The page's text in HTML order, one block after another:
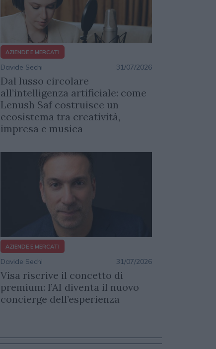
AZIENDE E MERCATI
Davide Sechi 31/07/2026
Dal lusso circolare
all’intelligenza artificiale: come
Lenush Saf costruisce un
ecosistema tra creatività,
impresa e musica
AZIENDE E MERCATI
Davide Sechi 31/07/2026
Visa riscrive il concetto di
premium: l’AI diventa il nuovo
concierge dell’esperienza